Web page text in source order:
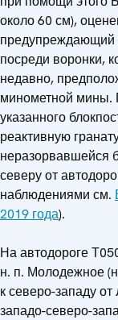
около 60 см),
предупреждающий
посреди воронки,
недавно,
минометной мины.
указанного
реактивную
неразорвавшейся
северу от
наблюдениями см.
2019 года).
На автодороге
н. п. Молодежное
к северо-западу
западо-северо-